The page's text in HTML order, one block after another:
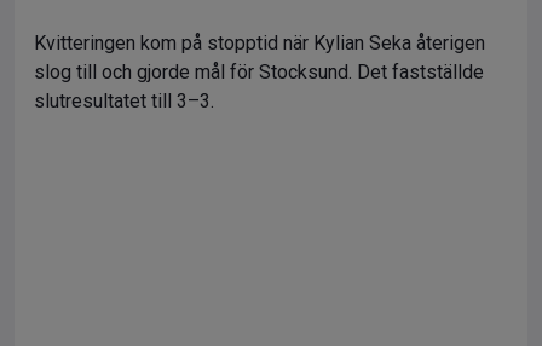
Kvitteringen kom på stopptid när Kylian Seka återigen
slog till och gjorde mål för Stocksund. Det fastställde
slutresultatet till 3–3.